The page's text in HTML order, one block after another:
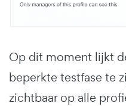
Op dit moment lijkt
beperkte testfase te
zichtbaar op alle